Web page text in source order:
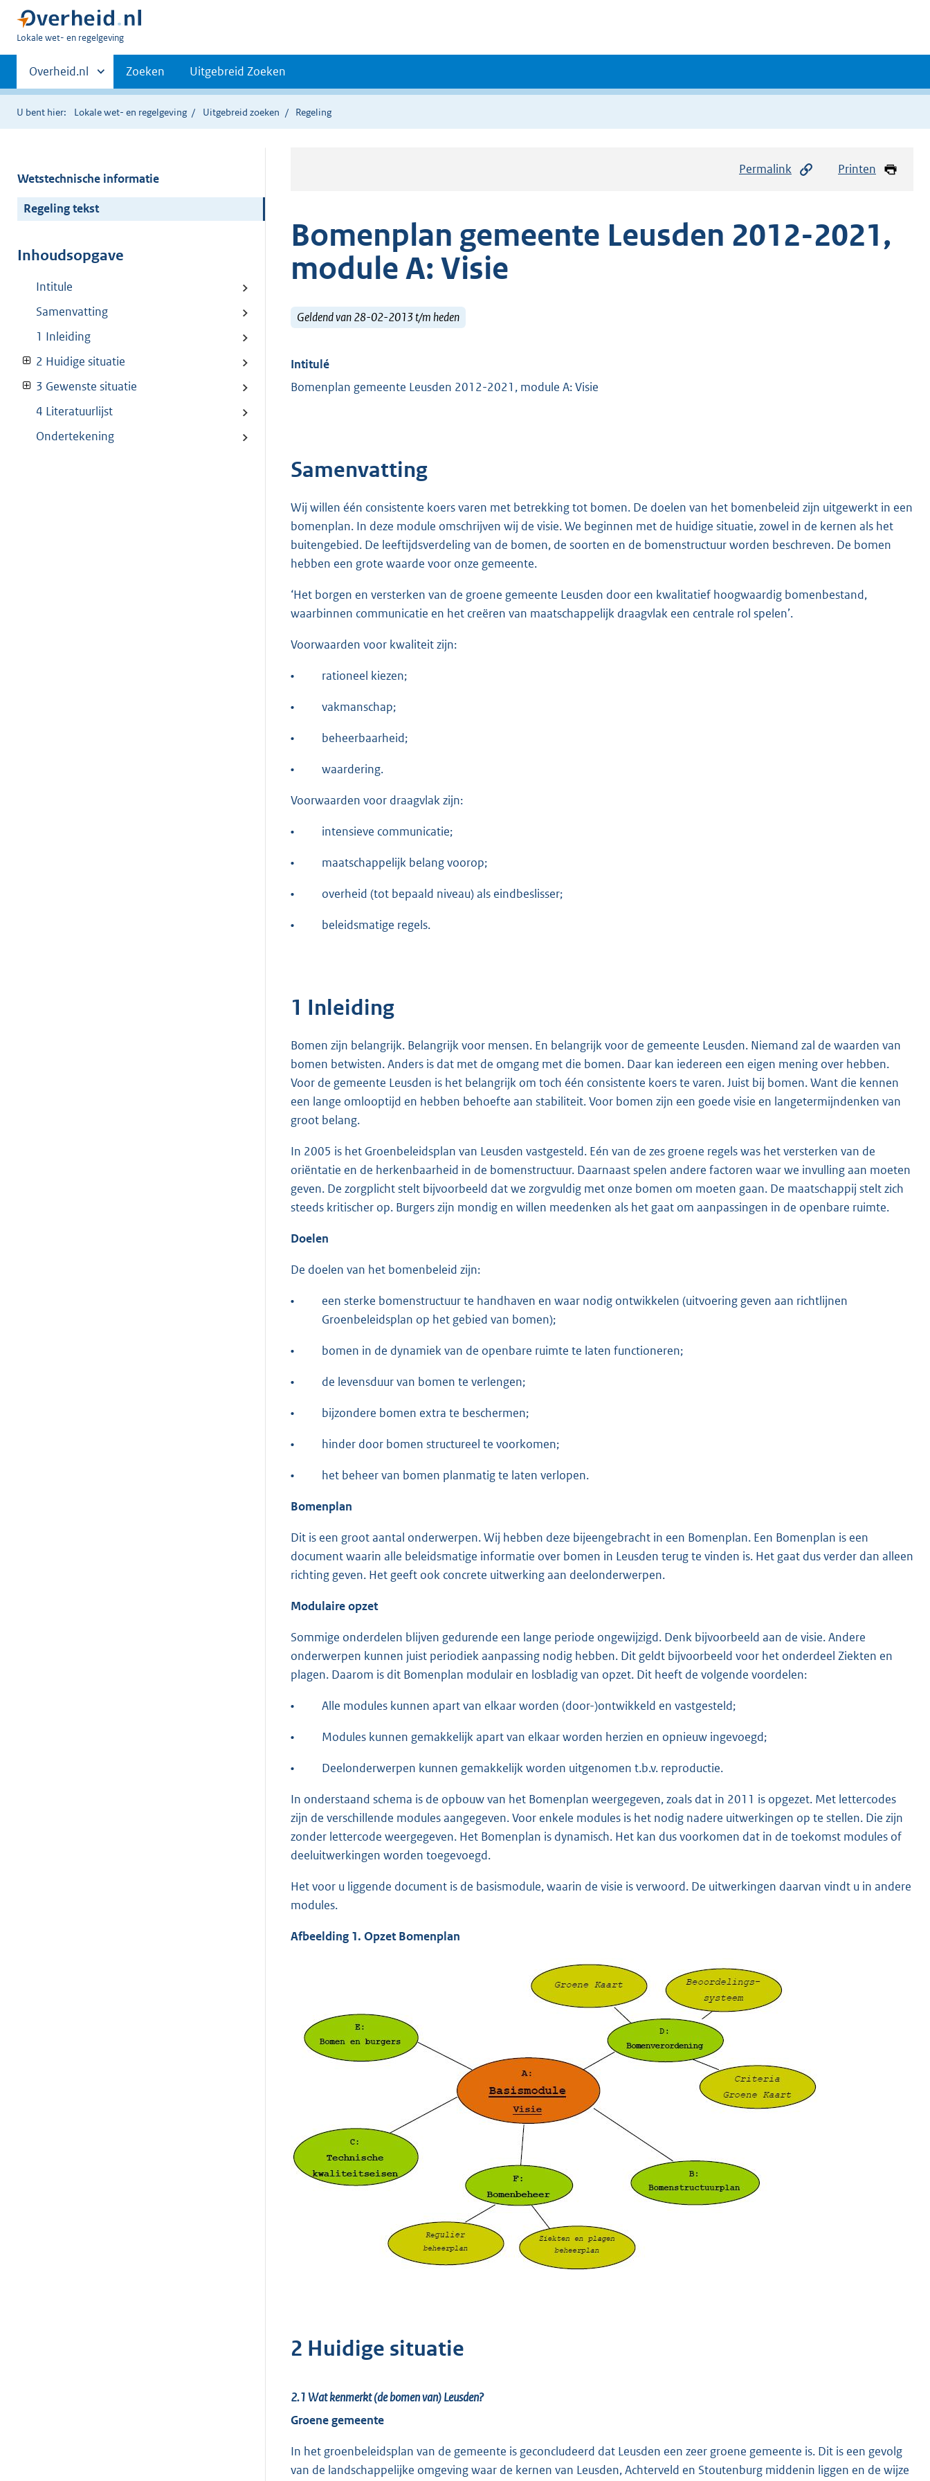
U
hier:
Lokale wet- en regelgeving
Primaire
navigatie
Andere
sites
binnen
Overheid.nl Zoeken Uitgebreid Zoeken
U bent hier: Lokale wet- en regelgeving Uitgebreid zoeken Regeling
Wetstechnische informatie
Regeling tekst
Inhoudsopgave
Intitule
Samenvatting
1 Inleiding
2 Huidige situatie
3 Gewenste situatie
4 Literatuurlijst
Ondertekening
Permalink Printen
Bomenplan gemeente Leusden 2012-2021,
module A: Visie
Geldend van 28-02-2013 t/m heden
Intitulé
Bomenplan gemeente Leusden 2012-2021, module A: Visie
Samenvatting
Wij willen één consistente koers varen met betrekking tot bomen. De doelen van het bomenbeleid zijn uitgewerkt in een
bomenplan. In deze module omschrijven wij de visie. We beginnen met de huidige situatie, zowel in de kernen als het
buitengebied. De leeftijdsverdeling van de bomen, de soorten en de bomenstructuur worden beschreven. De bomen
hebben een grote waarde voor onze gemeente.
‘Het borgen en versterken van de groene gemeente Leusden door een kwalitatief hoogwaardig bomenbestand,
waarbinnen communicatie en het creëren van maatschappelijk draagvlak een centrale rol spelen’.
Voorwaarden voor kwaliteit zijn:
• rationeel kiezen;
• vakmanschap;
• beheerbaarheid;
• waardering.
Voorwaarden voor draagvlak zijn:
• intensieve communicatie;
• maatschappelijk belang voorop;
• overheid (tot bepaald niveau) als eindbeslisser;
• beleidsmatige regels.
1 Inleiding
Bomen zijn belangrijk. Belangrijk voor mensen. En belangrijk voor de gemeente Leusden. Niemand zal de waarden van
bomen betwisten. Anders is dat met de omgang met die bomen. Daar kan iedereen een eigen mening over hebben.
Voor de gemeente Leusden is het belangrijk om toch één consistente koers te varen. Juist bij bomen. Want die kennen
een lange omlooptijd en hebben behoefte aan stabiliteit. Voor bomen zijn een goede visie en langetermijndenken van
groot belang.
In 2005 is het Groenbeleidsplan van Leusden vastgesteld. Eén van de zes groene regels was het versterken van de
oriëntatie en de herkenbaarheid in de bomenstructuur. Daarnaast spelen andere factoren waar we invulling aan moeten
geven. De zorgplicht stelt bijvoorbeeld dat we zorgvuldig met onze bomen om moeten gaan. De maatschappij stelt zich
steeds kritischer op. Burgers zijn mondig en willen meedenken als het gaat om aanpassingen in de openbare ruimte.
Doelen
De doelen van het bomenbeleid zijn:
•
een sterke bomenstructuur te handhaven en waar nodig ontwikkelen (uitvoering geven aan richtlijnen
Groenbeleidsplan op het gebied van bomen);
• bomen in de dynamiek van de openbare ruimte te laten functioneren;
• de levensduur van bomen te verlengen;
• bijzondere bomen extra te beschermen;
• hinder door bomen structureel te voorkomen;
• het beheer van bomen planmatig te laten verlopen.
Bomenplan
Dit is een groot aantal onderwerpen. Wij hebben deze bijeengebracht in een Bomenplan. Een Bomenplan is een
document waarin alle beleidsmatige informatie over bomen in Leusden terug te vinden is. Het gaat dus verder dan alleen
richting geven. Het geeft ook concrete uitwerking aan deelonderwerpen.
Modulaire opzet
Sommige onderdelen blijven gedurende een lange periode ongewijzigd. Denk bijvoorbeeld aan de visie. Andere
onderwerpen kunnen juist periodiek aanpassing nodig hebben. Dit geldt bijvoorbeeld voor het onderdeel Ziekten en
plagen. Daarom is dit Bomenplan modulair en losbladig van opzet. Dit heeft de volgende voordelen:
• Alle modules kunnen apart van elkaar worden (door-)ontwikkeld en vastgesteld;
• Modules kunnen gemakkelijk apart van elkaar worden herzien en opnieuw ingevoegd;
• Deelonderwerpen kunnen gemakkelijk worden uitgenomen t.b.v. reproductie.
In onderstaand schema is de opbouw van het Bomenplan weergegeven, zoals dat in 2011 is opgezet. Met lettercodes
zijn de verschillende modules aangegeven. Voor enkele modules is het nodig nadere uitwerkingen op te stellen. Die zijn
zonder lettercode weergegeven. Het Bomenplan is dynamisch. Het kan dus voorkomen dat in de toekomst modules of
deeluitwerkingen worden toegevoegd.
Het voor u liggende document is de basismodule, waarin de visie is verwoord. De uitwerkingen daarvan vindt u in andere
modules.
Afbeelding 1. Opzet Bomenplan
2 Huidige situatie
2.1Wat kenmerkt (de bomen van) Leusden?
Groene gemeente
In het groenbeleidsplan van de gemeente is geconcludeerd dat Leusden een zeer groene gemeente is. Dit is een gevolg
van de landschappelijke omgeving waar de kernen van Leusden, Achterveld en Stoutenburg middenin liggen en de wijze